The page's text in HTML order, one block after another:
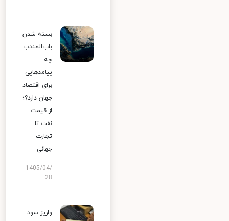
بسته شدن
باب‌المندب
چه
پیامدهایی
برای اقتصاد
جهان دارد؟؛
از قیمت
نفت تا
تجارت
جهانی
1405/04/
28
واریز سود